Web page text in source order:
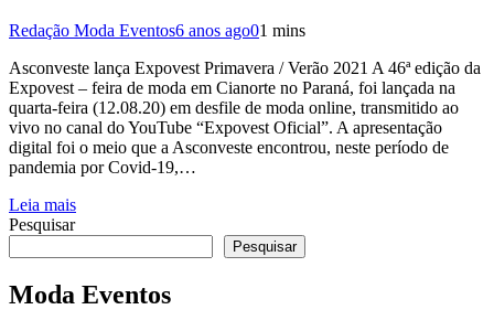
Redação Moda Eventos6 anos ago01 mins
Asconveste lança Expovest Primavera / Verão 2021 A 46ª edição da
Expovest – feira de moda em Cianorte no Paraná, foi lançada na
quarta-feira (12.08.20) em desfile de moda online, transmitido ao
vivo no canal do YouTube “Expovest Oficial”. A apresentação
digital foi o meio que a Asconveste encontrou, neste período de
pandemia por Covid-19,…
Leia mais
Pesquisar
Pesquisar
Moda Eventos